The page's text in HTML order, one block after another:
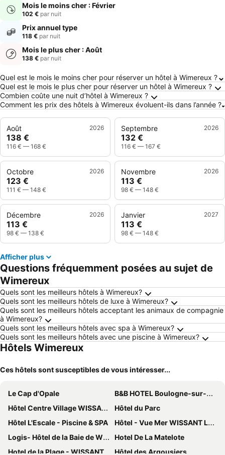
Mois le moins cher : Février
102 € par nuit
Prix annuel type
118 € par nuit
Mois le plus cher : Août
138 € par nuit
Questions fréquemment posées au sujet de
Quel est le mois le moins cher pour réserver un hôtel à Wimereux ?
Quel est le mois le plus cher pour réserver un hôtel à Wimereux ?
Combien coûte une nuit d’hôtel à Wimereux ?
Comment les prix des hôtels à Wimereux évoluent-ils dans l’année ?
Août 2026
138 €
116 € — 168 €
Septembre 2026
132 €
116 € — 167 €
Octobre 2026
123 €
111 € — 148 €
Novembre 2026
113 €
98 € — 148 €
Décembre 2026
113 €
98 € — 138 €
Janvier 2027
113 €
98 € — 148 €
Afficher plus
Questions fréquemment posées au sujet de
Wimereux
Quels sont les meilleurs hôtels à Wimereux?
Quels sont les meilleurs hôtels de luxe à Wimereux?
Quels sont les meilleurs hôtels acceptant les animaux de compagnie
à Wimereux?
Quels sont les meilleurs hôtels avec spa à Wimereux?
Quels sont les meilleurs hôtels avec une piscine à Wimereux?
Hôtels Wimereux
Ces hôtels sont susceptibles de vous intéresser...
Le Cap d'Opale
B&B HOTEL Boulogne-sur-Mer Centre Les Ports
Hôtel Centre Village WISSANT Le Vivier
Hôtel du Parc
Hôtel L'Escale - Piscine & SPA
Hôtel - Vue Mer WISSANT Le Vivier
Logis- Hôtel de la Baie de Wissant & Appartements
Hotel De La Matelote
Hotel de la Plage - WISSANT
Hôtel des Argousiers